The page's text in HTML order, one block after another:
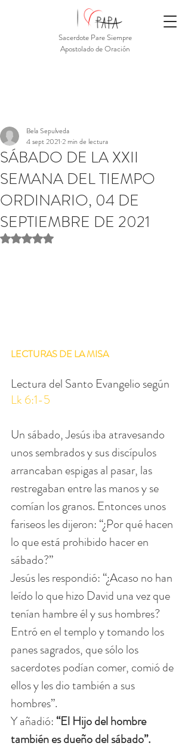
Sacerdote Pare Siempre
Apostolado de Oración
SÁBADO DE LA XXII
SEMANA DEL TIEMPO
ORDINARIO, 04 DE
SEPTIEMBRE DE 2021
Bela Sepulveda
4 sept 2021 2 min de lectura
Obtuvo NaN de 5 estrellas.
LECTURAS DE LA MISA
Lectura del Santo Evangelio según
Lk 6:1-5
Un sábado, Jesús iba atravesando
unos sembrados y sus discípulos
arrancaban espigas al pasar, las
restregaban entre las manos y se
comían los granos. Entonces unos
fariseos les dijeron: “¿Por qué hacen
lo que está prohibido hacer en
sábado?”
Jesús les respondió: “¿Acaso no han
leído lo que hizo David una vez que
tenían hambre él y sus hombres?
Entró en el templo y tomando los
panes sagrados, que sólo los
sacerdotes podían comer, comió de
ellos y les dio también a sus
hombres”.
Y añadió: “El Hijo del hombre
también es dueño del sábado”.